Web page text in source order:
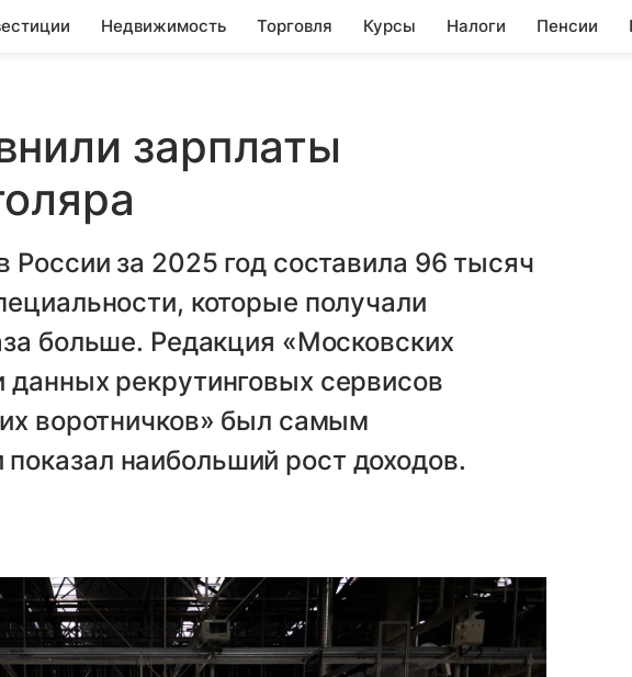
Недвижимость Торговля Курсы Налоги Пенсии
зарплаты
России за 2025 год составила 96 тысяч
которые получали
больше. Редакция «Московских
данных рекрутинговых сервисов
воротничков» был самым
наибольший рост доходов.